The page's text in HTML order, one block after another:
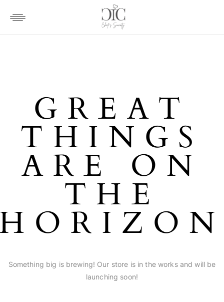
GREAT
THINGS
ARE ON
THE
Something big is brewing! Our store is in the works and will be
launching soon!